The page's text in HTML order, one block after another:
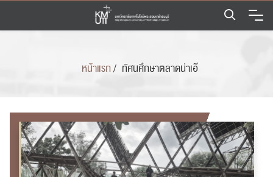
Skip
content
หน้าแรก/ ทัศนศึกษาตลาดน่าเอ๊